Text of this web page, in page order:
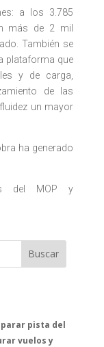
a los 3.785
más de 2 mil
También se
plataforma que
y de carga,
de las
un mayor
ha generado
del MOP y
Buscar
pista del
vuelos y